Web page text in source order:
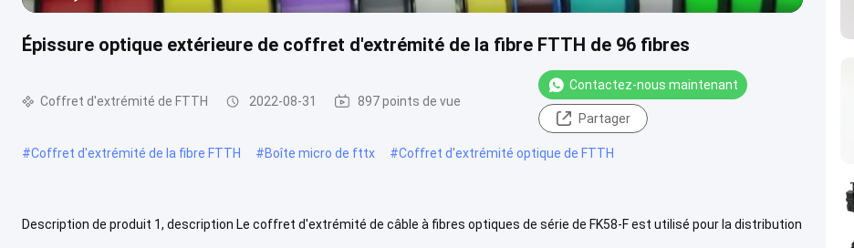
Épissure optique extérieure de coffret d'extrémité de la fibre FTTH de 96 fibres
Coffret d'extrémité de FTTH 2022-08-31 897 points de vue
Contactez-nous maintenant
Partager
#Coffret d'extrémité de la fibre FTTH #Boîte micro de fttx #Coffret d'extrémité optique de FTTH
Description de produit 1, description Le coffret d'extrémité de câble à fibres optiques de série de FK58-F est utilisé pour la distribution